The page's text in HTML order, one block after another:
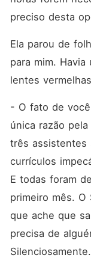
preciso desta
Ela parou de
para mim.
lentes
- O fato de
única razão
três assistentes
currículos
E todas foram
primeiro mês. O
que ache que
precisa de